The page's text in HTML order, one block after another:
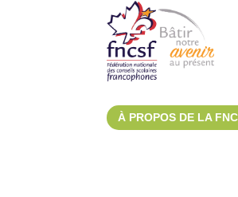
À PROPOS DE LA